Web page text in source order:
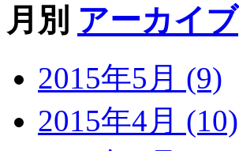
月別 アーカイブ
2015年5月 (9)
2015年4月 (10)